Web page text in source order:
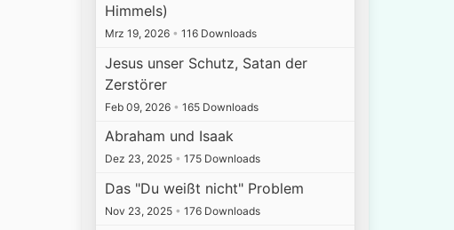
Himmels)
Mrz 19, 2026 • 116 Downloads
Jesus unser Schutz, Satan der
Zerstörer
Feb 09, 2026 • 165 Downloads
Abraham und Isaak
Dez 23, 2025 • 175 Downloads
Das "Du weißt nicht" Problem
Nov 23, 2025 • 176 Downloads